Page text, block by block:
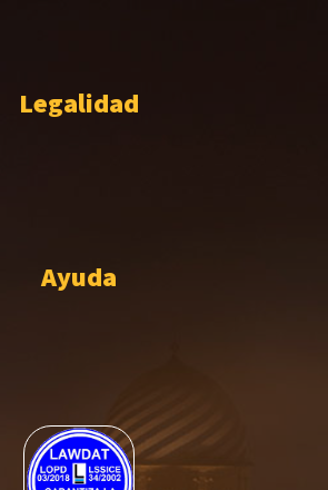
Legalidad
Ayuda